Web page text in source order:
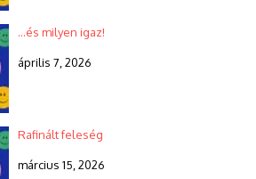
…és milyen igaz!
április 7, 2026
Rafinált feleség
március 15, 2026